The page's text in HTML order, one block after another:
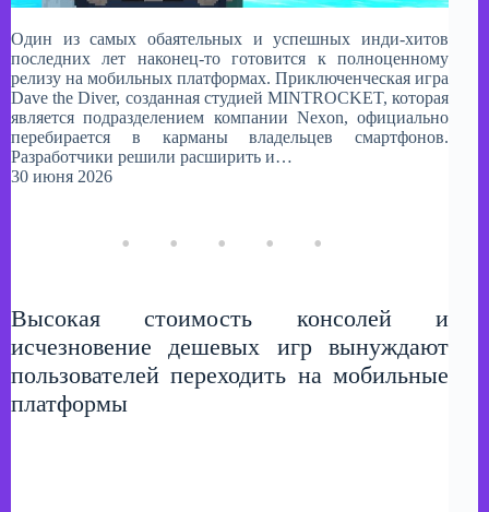
Один из самых обаятельных и успешных инди-хитов
последних лет наконец-то готовится к полноценному
релизу на мобильных платформах. Приключенческая игра
Dave the Diver, созданная студией MINTROCKET, которая
является подразделением компании Nexon, официально
перебирается в карманы владельцев смартфонов.
Разработчики решили расширить и…
30 июня 2026
Высокая стоимость консолей и
исчезновение дешевых игр вынуждают
пользователей переходить на мобильные
платформы